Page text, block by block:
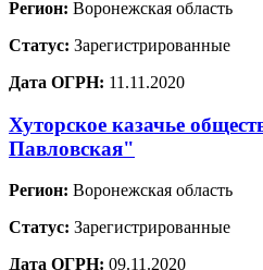
Регион: Воронежская область
Статус: Зарегистрированные
Дата ОГРН: 11.11.2020
Хуторское казачье
Павловская"
Регион: Воронежская область
Статус: Зарегистрированные
Дата ОГРН: 09.11.2020